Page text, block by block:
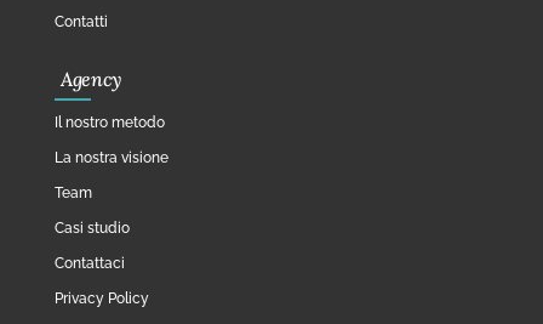
Contatti
Agency
Il nostro metodo
La nostra visione
Team
Casi studio
Contattaci
Privacy Policy